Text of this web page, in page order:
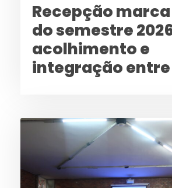
Recepção
do semestre
acolhimento e
integração